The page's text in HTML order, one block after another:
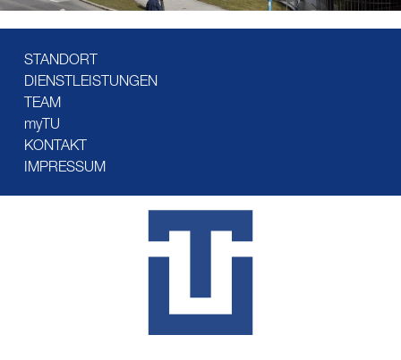
STANDORT
DIENSTLEISTUNGEN
TEAM
myTU
KONTAKT
IMPRESSUM